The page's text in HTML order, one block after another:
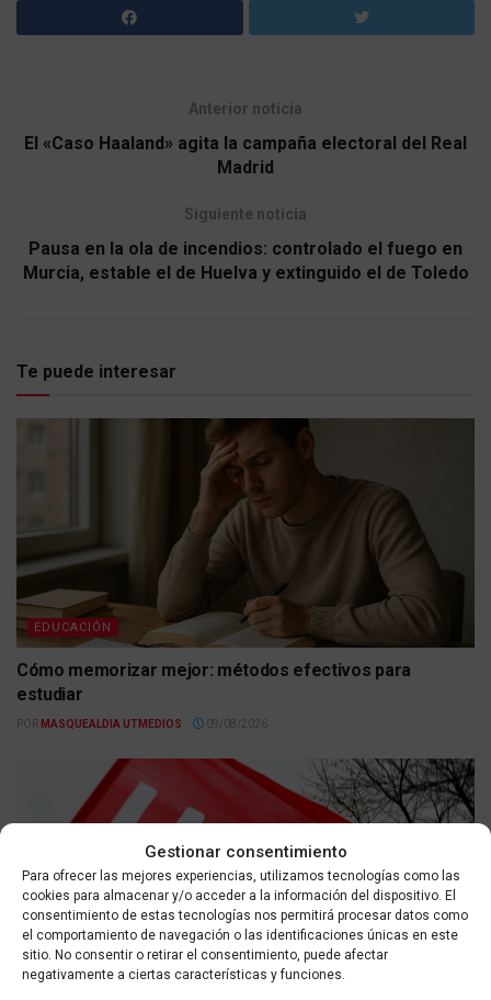
Gestionar consentimiento
Para ofrecer las mejores experiencias, utilizamos tecnologías como las
cookies para almacenar y/o acceder a la información del dispositivo. El
consentimiento de estas tecnologías nos permitirá procesar datos como
el comportamiento de navegación o las identificaciones únicas en este
sitio. No consentir o retirar el consentimiento, puede afectar
negativamente a ciertas características y funciones.
Anterior noticia
El «Caso Haaland» agita la campaña electoral del Real
Madrid
Siguiente noticia
Pausa en la ola de incendios: controlado el fuego en
Murcia, estable el de Huelva y extinguido el de Toledo
Te puede interesar
EDUCACIÓN
Cómo memorizar mejor: métodos efectivos para
estudiar
POR MASQUEALDIA UTMEDIOS 09/08/2026
ACTUALIDAD